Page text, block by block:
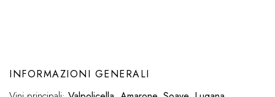
INFORMAZIONI GENERALI